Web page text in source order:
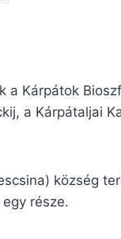
Kárpátok
a Kárpátaljai
község
része.